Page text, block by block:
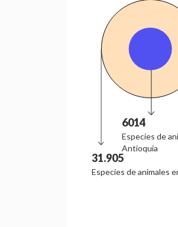
6014
Especies de
Antioquia
31.905
Especies deanimales